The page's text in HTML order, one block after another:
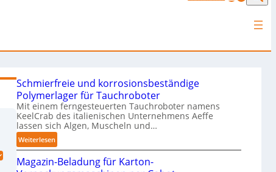
Schmierfreie und korrosionsbeständige
Polymerlager für Tauchroboter
Mit einem ferngesteuerten Tauchroboter namens
KeelCrab des italienischen Unternehmens Aeffe
lassen sich Algen, Muscheln und…
Weiterlesen:
S
c
Magazin-Beladung für Karton-